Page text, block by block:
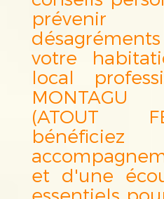
prévenir
votre
local
MONTAGU
(ATOUT
et d'une
essentiels